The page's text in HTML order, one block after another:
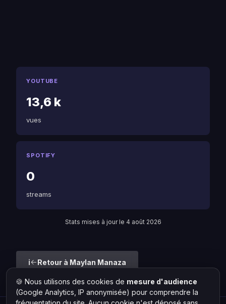
YOUTUBE
13,6 k
vues
SPOTIFY
0
streams
Stats mises à jour le 4 août 2026
Retour à Maylan Manaza
Liste des artistes
🍪 Nous utilisons des cookies de mesure d'audience
(Google Analytics, IP anonymisée) pour comprendre la